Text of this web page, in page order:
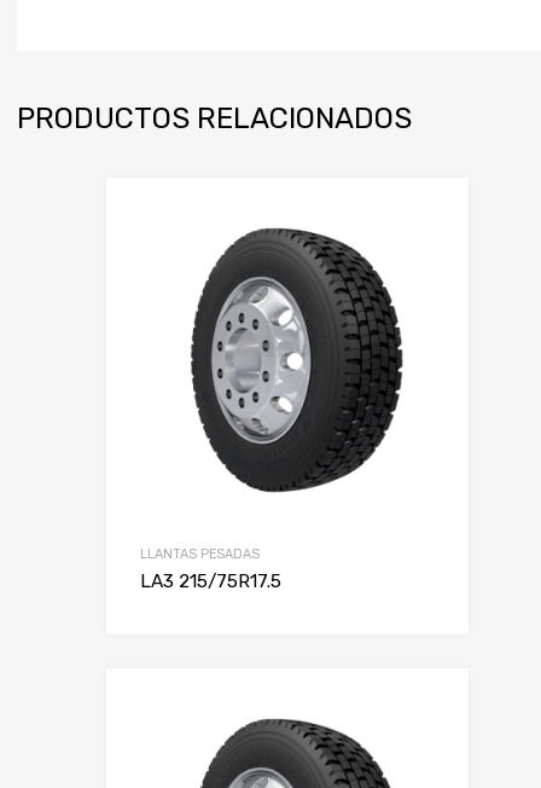
PRODUCTOS RELACIONADOS
LLANTAS PESADAS
LA3 215/75R17.5